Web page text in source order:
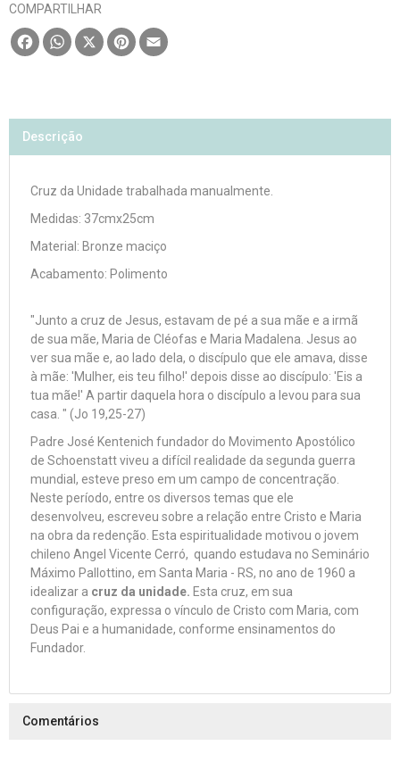
COMPARTILHAR
FacebookWhatsApp
X Pinterest
Descrição
Cruz da Unidade trabalhada manualmente.
Medidas: 37cmx25cm
Material: Bronze maciço
Acabamento: Polimento
"Junto a cruz de Jesus, estavam de pé a sua mãe e a irmã
de sua mãe, Maria de Cléofas e Maria Madalena. Jesus ao
ver sua mãe e, ao lado dela, o discípulo que ele amava, disse
à mãe: 'Mulher, eis teu filho!' depois disse ao discípulo: 'Eis a
tua mãe!' A partir daquela hora o discípulo a levou para sua
casa. " (Jo 19,25-27)
Padre José Kentenich fundador do Movimento Apostólico
de Schoenstatt viveu a difícil realidade da segunda guerra
mundial, esteve preso em um campo de concentração.
Neste período, entre os diversos temas que ele
desenvolveu, escreveu sobre a relação entre Cristo e Maria
na obra da redenção. Esta espiritualidade motivou o jovem
chileno Angel Vicente Cerró, quando estudava no Seminário
Máximo Pallottino, em Santa Maria - RS, no ano de 1960 a
idealizar a cruz da unidade. Esta cruz, em sua
configuração, expressa o vínculo de Cristo com Maria, com
Deus Pai e a humanidade, conforme ensinamentos do
Fundador.
Comentários